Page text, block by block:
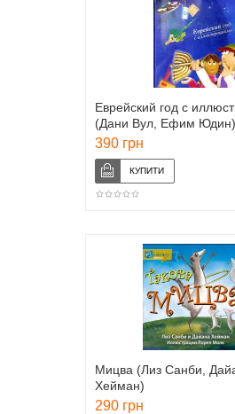
Еврейский год с
(Дани Вул, Ефим Юдин)
390 грн
Мицва (Лиз Санби,
Хейман)
290 грн